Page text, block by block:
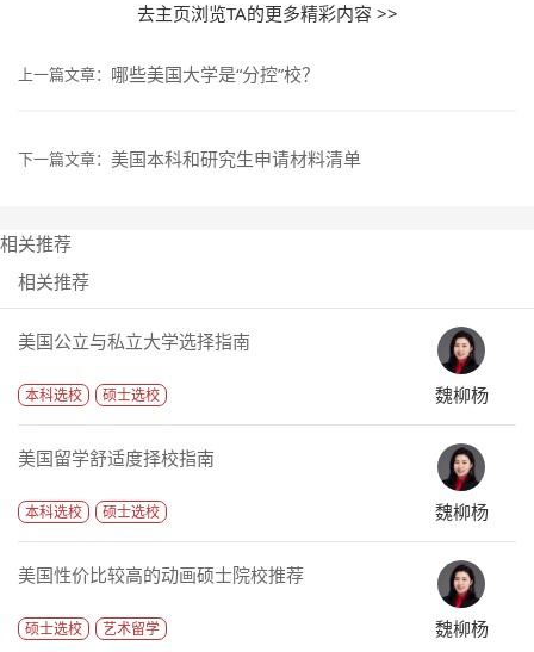
去主页浏览TA的更多精彩内容 >>
上一篇文章： 哪些美国大学是“分控”校？
下一篇文章： 美国本科和研究生申请材料清单
相关推荐
相关推荐
美国公立与私立大学选择指南
本科选校 硕士选校 魏柳杨
美国留学舒适度择校指南
本科选校 硕士选校 魏柳杨
美国性价比较高的动画硕士院校推荐
硕士选校 艺术留学 魏柳杨